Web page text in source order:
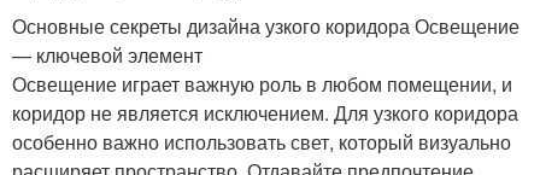
Основные секреты дизайна узкого коридора Освещение
— ключевой элемент
Освещение играет важную роль в любом помещении, и
коридор не является исключением. Для узкого коридора
особенно важно использовать свет, который визуально